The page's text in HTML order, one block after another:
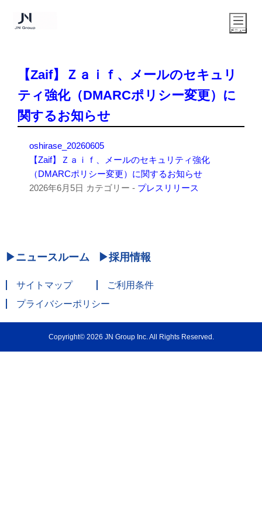
【Zaif】Ｚａｉｆ、メールのセキュリ
ティ強化（DMARCポリシー変更）に
関するお知らせ
oshirase_20260605
【Zaif】Ｚａｉｆ、メールのセキュリティ強化
（DMARCポリシー変更）に関するお知らせ
2026年6月5日 カテゴリー - プレスリリース
ニュースルーム 採用情報
サイトマップ
ご利用条件
プライバシーポリシー
Copyright© 2026 JN Group Inc. All Rights Reserved.